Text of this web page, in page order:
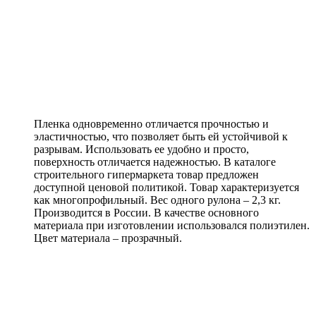
Пленка одновременно отличается прочностью и
эластичностью, что позволяет быть ей устойчивой к
разрывам. Использовать ее удобно и просто,
поверхность отличается надежностью. В каталоге
строительного гипермаркета товар предложен
доступной ценовой политикой. Товар характеризуется
как многопрофильный. Вес одного рулона – 2,3 кг.
Производится в России. В качестве основного
материала при изготовлении использовался полиэтилен.
Цвет материала – прозрачный.